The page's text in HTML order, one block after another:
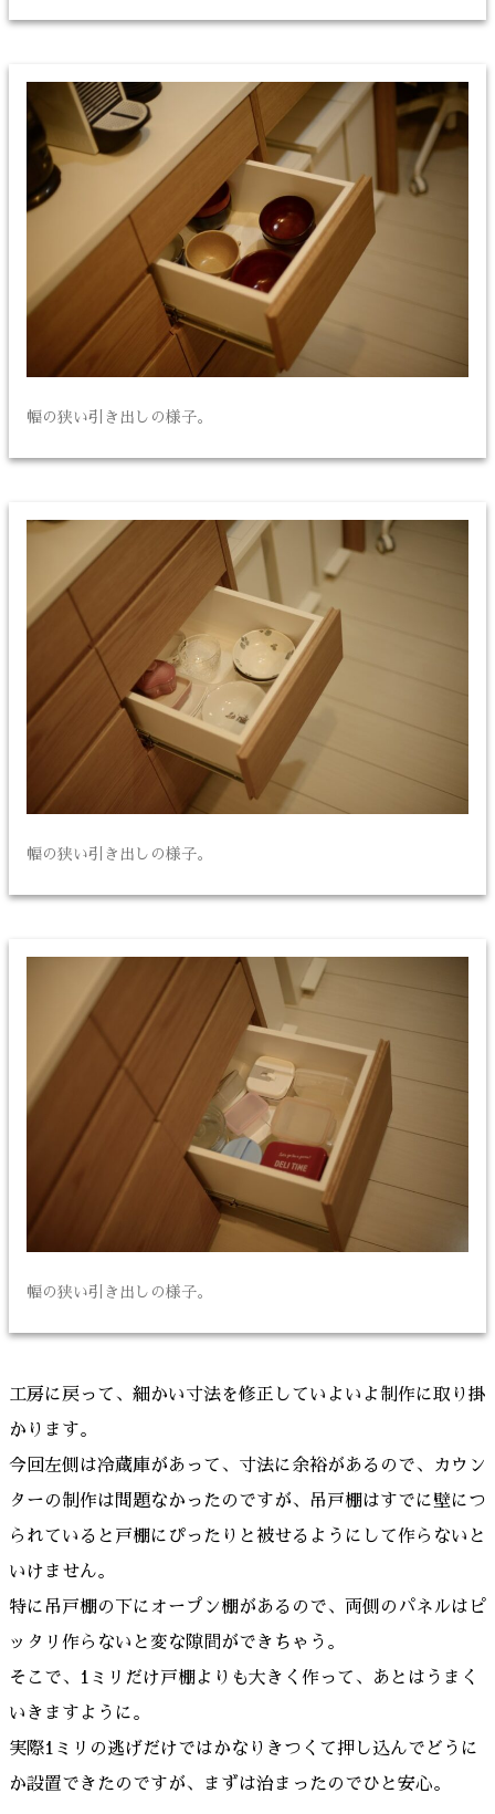
幅の狭い引き出しの様子。
幅の狭い引き出しの様子。
幅の狭い引き出しの様子。
工房に戻って、細かい寸法を修正していよいよ制作に取り掛
かります。
今回左側は冷蔵庫があって、寸法に余裕があるので、カウン
ターの制作は問題なかったのですが、吊戸棚はすでに壁につ
られていると戸棚にぴったりと被せるようにして作らないと
いけません。
特に吊戸棚の下にオープン棚があるので、両側のパネルはピ
ッタリ作らないと変な隙間ができちゃう。
そこで、1ミリだけ戸棚よりも大きく作って、あとはうまく
いきますように。
実際1ミリの逃げだけではかなりきつくて押し込んでどうに
か設置できたのですが、まずは治まったのでひと安心。